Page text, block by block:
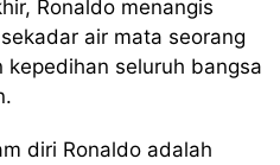
Ronaldo menangis
air mata seorang
kepedihan seluruh bangsa
diri Ronaldo adalah